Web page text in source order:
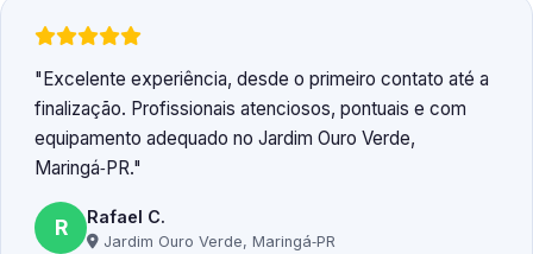
Excelente experiência, desde o primeiro contato até a
finalização. Profissionais atenciosos, pontuais e com
equipamento adequado no Jardim Ouro Verde,
Maringá‑PR.
R Rafael C.
Jardim Ouro Verde, Maringá‑PR